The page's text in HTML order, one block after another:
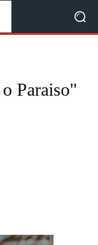
Paraiso"